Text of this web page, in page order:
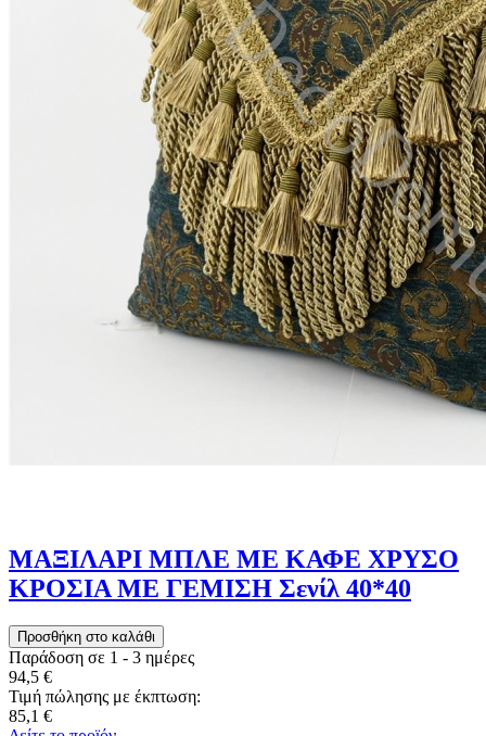
ΜΑΞΙΛΑΡΙ ΜΠΛΕ ΜΕ ΚΑΦΕ ΧΡΥΣΟ
ΚΡΟΣΙΑ ΜΕ ΓΕΜΙΣΗ Σενίλ 40*40
Παράδοση σε 1 - 3 ημέρες
94,5 €
Τιμή πώλησης με έκπτωση:
85,1 €